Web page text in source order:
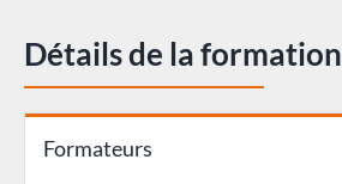
Détails de la formation
Formateurs